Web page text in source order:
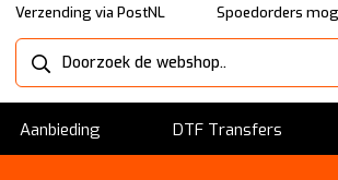
Verzending via PostNL Spoedorders
Aanbieding DTF Transfers